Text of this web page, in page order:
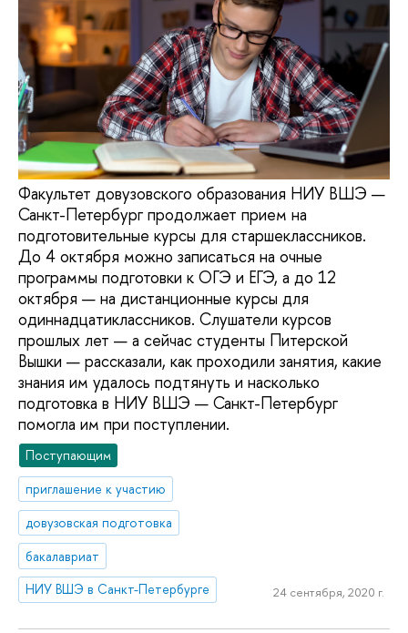
Факультет довузовского образования НИУ ВШЭ —
Санкт-Петербург продолжает прием на
подготовительные курсы для старшеклассников.
До 4 октября можно записаться на очные
программы подготовки к ОГЭ и ЕГЭ, а до 12
октября — на дистанционные курсы для
одиннадцатиклассников. Слушатели курсов
прошлых лет — а сейчас студенты Питерской
Вышки — рассказали, как проходили занятия, какие
знания им удалось подтянуть и насколько
подготовка в НИУ ВШЭ — Санкт-Петербург
помогла им при поступлении.
Поступающим
приглашение к участию
довузовская подготовка
бакалавриат
НИУ ВШЭ в Санкт-Петербурге
24 сентября, 2020 г.